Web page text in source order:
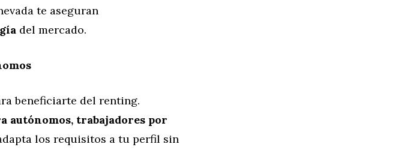
te aseguran
del mercado.
beneficiarte del renting.
autónomos, trabajadores por
los requisitos a tu perfil sin